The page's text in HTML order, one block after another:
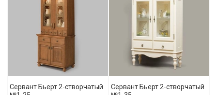
Сервант Бьерт 2-створчатый
Сервант Бьерт 2-створчатый